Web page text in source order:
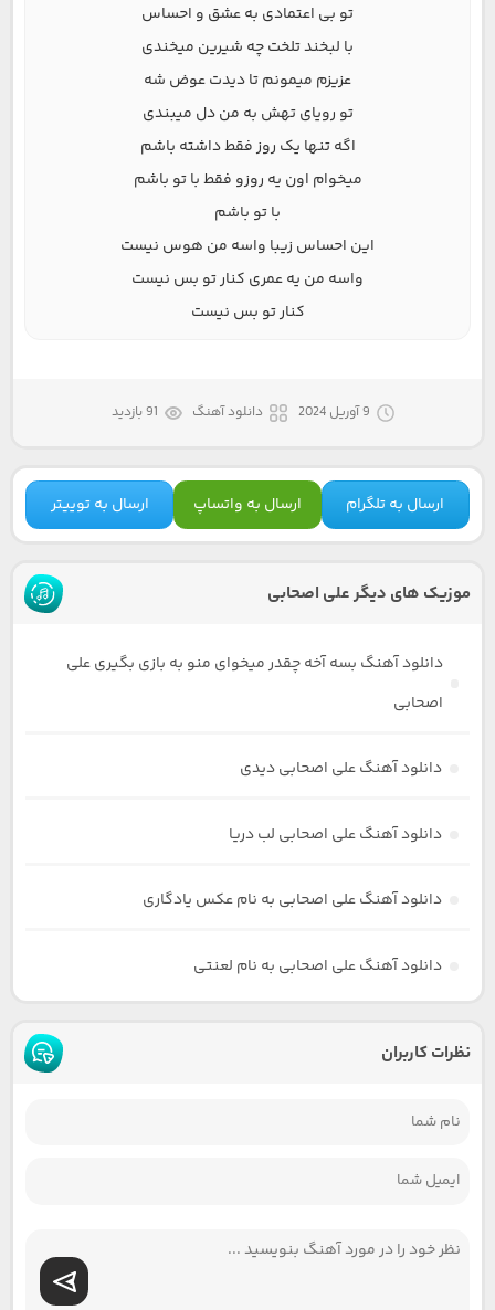
تو بی اعتمادی به عشق و احساس
با لبخند تلخت چه شیرین میخندی
عزیزم میمونم تا دیدت عوض شه
تو رویای تهش به من دل میبندی
اگه تنها یک روز فقط داشته باشم
میخوام اون یه روزو فقط با تو باشم
با تو باشم
این احساس زیبا واسه من هوس نیست
واسه من یه عمری کنار تو بس نیست
کنار تو بس نیست
9 آوریل 2024 دانلود آهنگ 91 بازدید
ارسال به تلگرام ارسال به واتساپ ارسال به توییتر
موزیک های دیگر علی اصحابی
دانلود آهنگ بسه آخه چقدر میخوای منو به بازی بگیری علی
اصحابی
دانلود آهنگ علی اصحابی دیدی
دانلود آهنگ علی اصحابی لب دریا
دانلود آهنگ علی اصحابی به نام عکس یادگاری
دانلود آهنگ علی اصحابی به نام لعنتی
نظرات کاربران